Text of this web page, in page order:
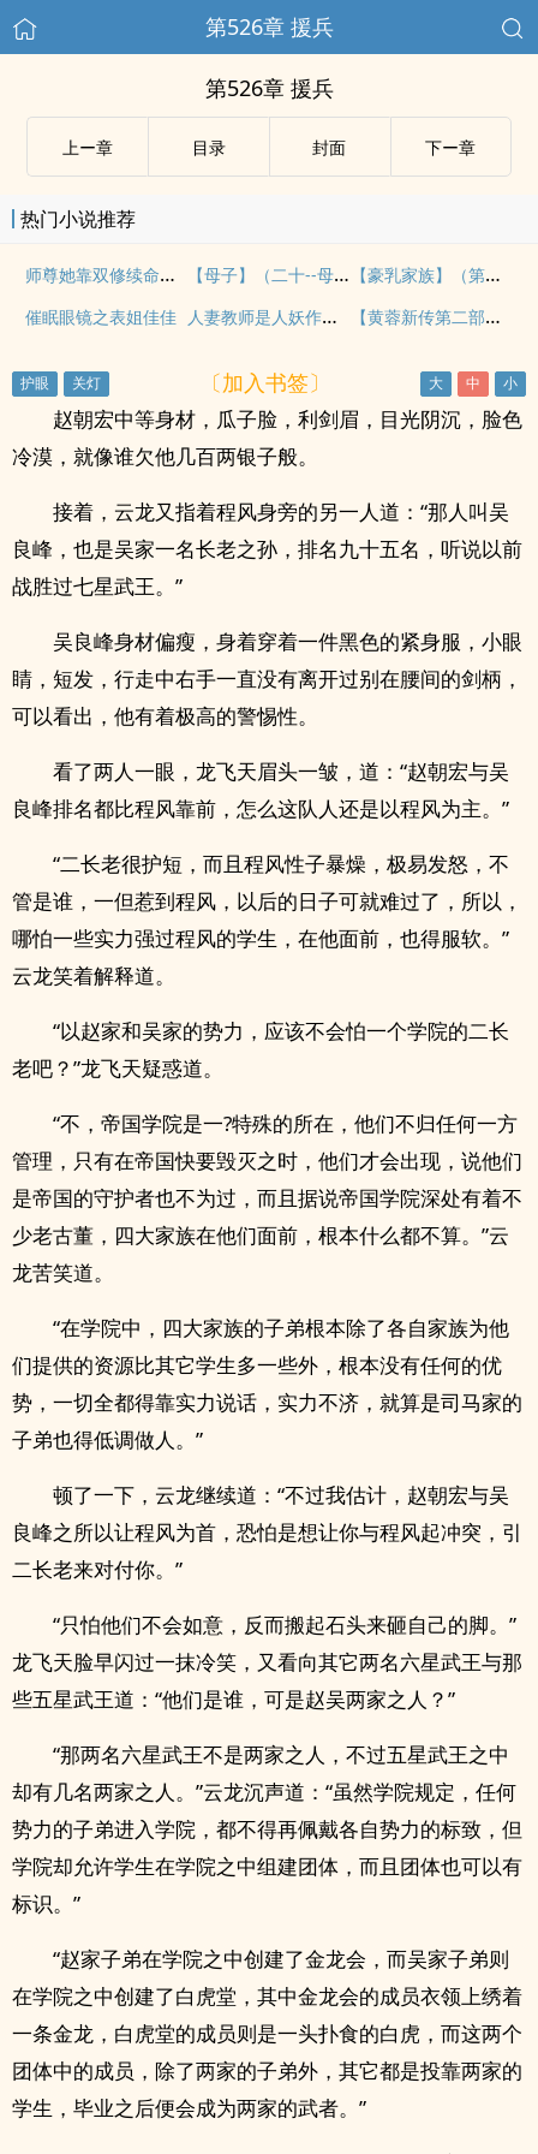
第526章 援兵
第526章 援兵
上ー章 目录 封面 下ー章
热门小说推荐
师尊她靠双修续命（含futa） 【母子】（二十--母亲6） 【豪乳家族】（第四十~ 四十一）
催眠眼镜之表姐佳佳 人妻教师是人妖作者雅琪 【黄蓉新传第二部之后宫襄阳】第二章 无色
〔加入书签〕
赵朝宏中等身材，瓜子脸，利剑眉，目光阴沉，脸色
冷漠，就像谁欠他几百两银子般。
接着，云龙又指着程风身旁的另一人道：“那人叫吴
良峰，也是吴家一名长老之孙，排名九十五名，听说以前
战胜过七星武王。”
吴良峰身材偏瘦，身着穿着一件黑色的紧身服，小眼
睛，短发，行走中右手一直没有离开过别在腰间的剑柄，
可以看出，他有着极高的警惕性。
看了两人一眼，龙飞天眉头一皱，道：“赵朝宏与吴
良峰排名都比程风靠前，怎么这队人还是以程风为主。”
“二长老很护短，而且程风性子暴燥，极易发怒，不
管是谁，一但惹到程风，以后的日子可就难过了，所以，
哪怕一些实力强过程风的学生，在他面前，也得服软。”
云龙笑着解释道。
“以赵家和吴家的势力，应该不会怕一个学院的二长
老吧？”龙飞天疑惑道。
“不，帝国学院是一?特殊的所在，他们不归任何一方
管理，只有在帝国快要毁灭之时，他们才会出现，说他们
是帝国的守护者也不为过，而且据说帝国学院深处有着不
少老古董，四大家族在他们面前，根本什么都不算。”云
龙苦笑道。
“在学院中，四大家族的子弟根本除了各自家族为他
们提供的资源比其它学生多一些外，根本没有任何的优
势，一切全都得靠实力说话，实力不济，就算是司马家的
子弟也得低调做人。”
顿了一下，云龙继续道：“不过我估计，赵朝宏与吴
良峰之所以让程风为首，恐怕是想让你与程风起冲突，引
二长老来对付你。”
“只怕他们不会如意，反而搬起石头来砸自己的脚。”
龙飞天脸早闪过一抹冷笑，又看向其它两名六星武王与那
些五星武王道：“他们是谁，可是赵吴两家之人？”
“那两名六星武王不是两家之人，不过五星武王之中
却有几名两家之人。”云龙沉声道：“虽然学院规定，任何
势力的子弟进入学院，都不得再佩戴各自势力的标致，但
学院却允许学生在学院之中组建团体，而且团体也可以有
标识。”
“赵家子弟在学院之中创建了金龙会，而吴家子弟则
在学院之中创建了白虎堂，其中金龙会的成员衣领上绣着
一条金龙，白虎堂的成员则是一头扑食的白虎，而这两个
团体中的成员，除了两家的子弟外，其它都是投靠两家的
学生，毕业之后便会成为两家的武者。”